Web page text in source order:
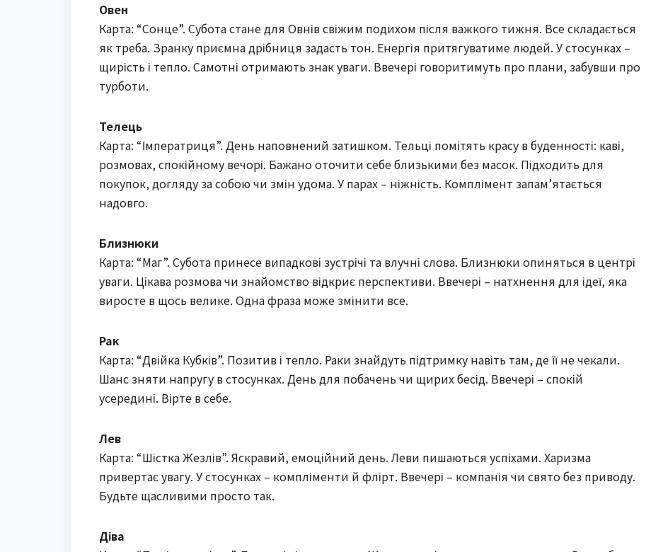
Овен
Карта: “Сонце”. Субота стане для Овнів свіжим подихом після важкого тижня. Все складається
як треба. Зранку приємна дрібниця задасть тон. Енергія притягуватиме людей. У стосунках –
щирість і тепло. Самотні отримають знак уваги. Ввечері говоритимуть про плани, забувши про
турботи.
Телець
Карта: “Імператриця”. День наповнений затишком. Тельці помітять красу в буденності: каві,
розмовах, спокійному вечорі. Бажано оточити себе близькими без масок. Підходить для
покупок, догляду за собою чи змін удома. У парах – ніжність. Комплімент запам’ятається
надовго.
Близнюки
Карта: “Маг”. Субота принесе випадкові зустрічі та влучні слова. Близнюки опиняться в центрі
уваги. Цікава розмова чи знайомство відкриє перспективи. Ввечері – натхнення для ідеї, яка
виросте в щось велике. Одна фраза може змінити все.
Рак
Карта: “Двійка Кубків”. Позитив і тепло. Раки знайдуть підтримку навіть там, де її не чекали.
Шанс зняти напругу в стосунках. День для побачень чи щирих бесід. Ввечері – спокій
усередині. Вірте в себе.
Лев
Карта: “Шістка Жезлів”. Яскравий, емоційний день. Леви пишаються успіхами. Харизма
привертає увагу. У стосунках – компліменти й флірт. Ввечері – компанія чи свято без приводу.
Будьте щасливими просто так.
Діва